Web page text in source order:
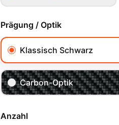
Prägung / Optik
Klassisch Schwarz
Carbon-Optik
Anzahl